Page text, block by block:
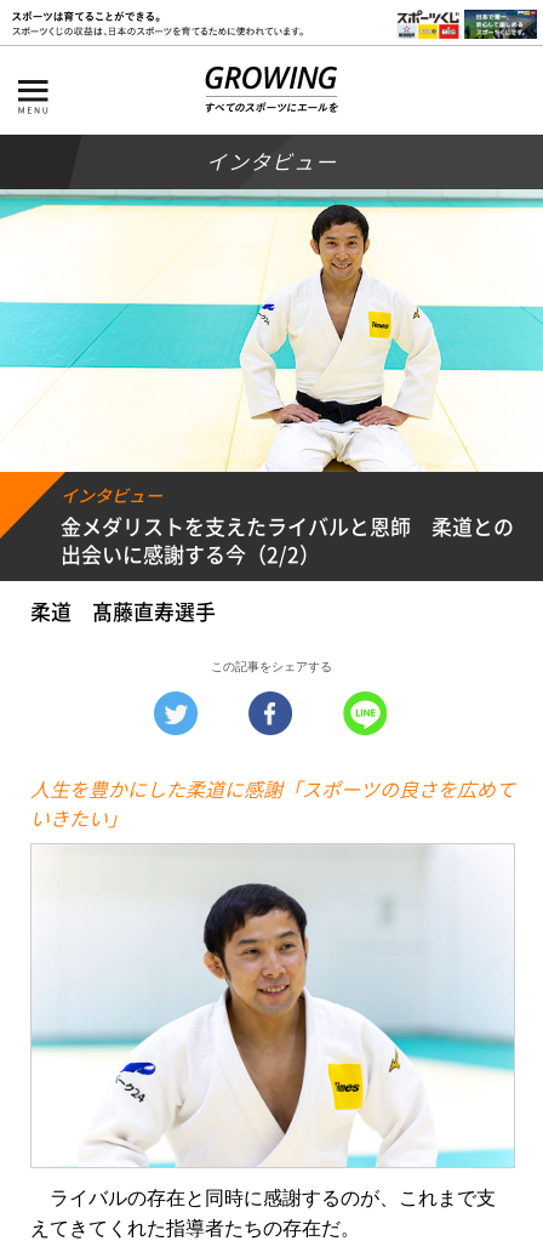
インタビュー
インタビュー
金メダリストを支えたライバルと恩師 柔道との
出会いに感謝する今（2/2）
柔道 髙藤直寿選手
この記事をシェアする
人生を豊かにした柔道に感謝「スポーツの良さを広めて
いきたい」
ライバルの存在と同時に感謝するのが、これまで支
えてきてくれた指導者たちの存在だ。